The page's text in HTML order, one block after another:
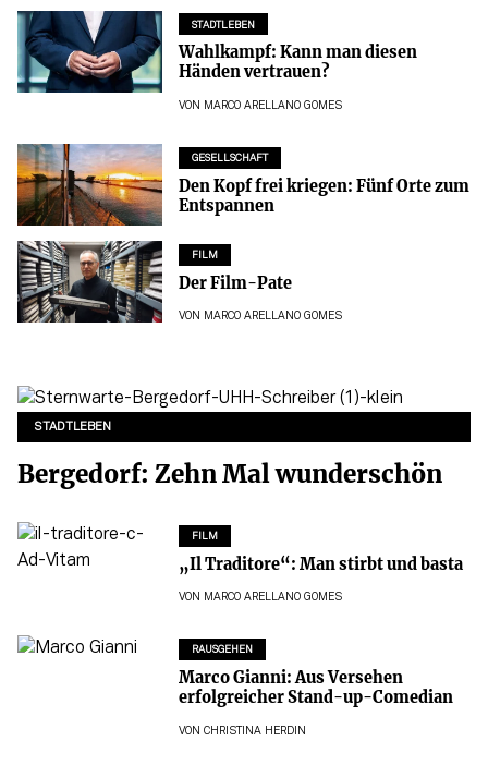
STADTLEBEN
Wahlkampf: Kann man diesen
Händen vertrauen?
VON MARCO ARELLANO GOMES
GESELLSCHAFT
Den Kopf frei kriegen: Fünf Orte zum
Entspannen
FILM
Der Film-Pate
VON MARCO ARELLANO GOMES
STADTLEBEN
Bergedorf: Zehn Mal wunderschön
FILM
„Il Traditore“: Man stirbt und basta
VON MARCO ARELLANO GOMES
RAUSGEHEN
Marco Gianni: Aus Versehen
erfolgreicher Stand-up-Comedian
VON CHRISTINA HERDIN